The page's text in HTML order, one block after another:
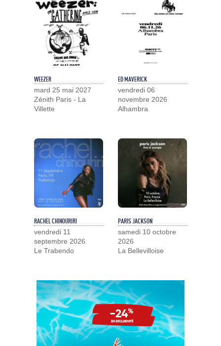
WEEZER
mard 25 mai 2027
Zénith Paris - La
Villette
ED MAVERICK
vendredi 06
novembre 2026
Alhambra
RACHEL CHINOURIRI
vendredi 11
septembre 2026
Le Trabendo
PARIS JACKSON
samedi 10 octobre
2026
La Bellevilloise